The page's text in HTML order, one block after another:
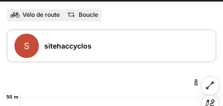
Vélo de route Boucle
S sitehaccyclos
50 m